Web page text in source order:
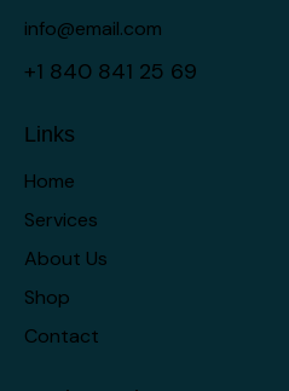
info@email.com
+1 840 841 25 69
Links
Home
Services
About Us
Shop
Contact